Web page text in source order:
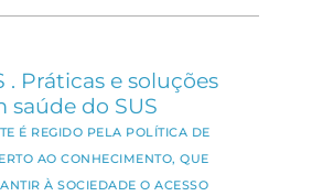
. Práticas e soluções
saúde do SUS
É REGIDO PELA POLÍTICA DE
AO CONHECIMENTO, QUE
À SOCIEDADE O ACESSO